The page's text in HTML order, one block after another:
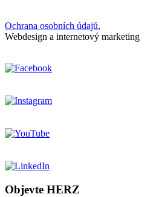
Ochrana osobních údajů,
Webdesign a internetový marketing
Objevte HERZ